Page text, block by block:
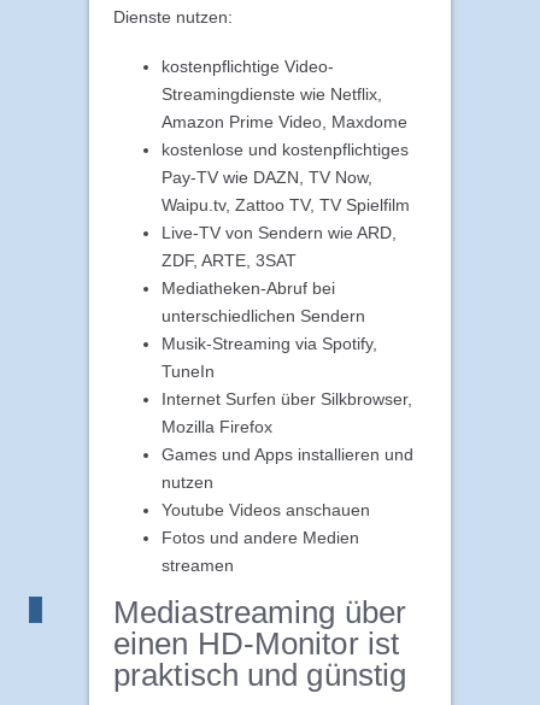
Dienste nutzen:
kostenpflichtige Video-
Streamingdienste wie Netflix,
Amazon Prime Video, Maxdome
kostenlose und kostenpflichtiges
Pay-TV wie DAZN, TV Now,
Waipu.tv, Zattoo TV, TV Spielfilm
Live-TV von Sendern wie ARD,
ZDF, ARTE, 3SAT
Mediatheken-Abruf bei
unterschiedlichen Sendern
Musik-Streaming via Spotify,
TuneIn
Internet Surfen über Silkbrowser,
Mozilla Firefox
Games und Apps installieren und
nutzen
Youtube Videos anschauen
Fotos und andere Medien
streamen
Mediastreaming über
einen HD-Monitor ist
praktisch und günstig